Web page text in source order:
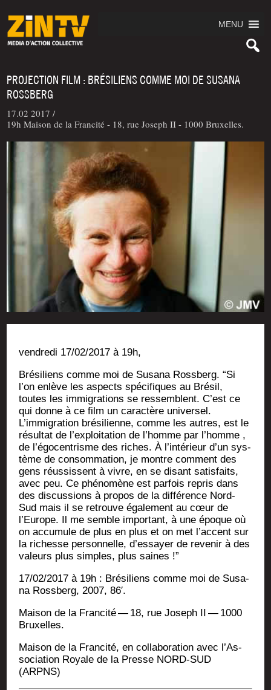
MENU
PROJECTION FILM : BRÉSILIENS COMME MOI DE SUSANA
ROSSBERG
17.02 2017 /
19h Maison de la Francité - 18, rue Joseph II - 1000 Bruxelles.
ven­dre­di 17/02/2017 à 19h,
Bré­si­liens comme moi de Susa­na Ross­berg. “Si
l’on enlève les aspects spé­ci­fiques au Bré­sil,
toutes les immi­gra­tions se res­semblent. C’est ce
qui donne à ce film un carac­tère uni­ver­sel.
L’immigration bré­si­lienne, comme les autres, est le
résul­tat de l’exploitation de l’homme par l’homme ,
de l’égocentrisme des riches. À l’intérieur d’un sys­
tème de consom­ma­tion, je montre com­ment des
gens réus­sissent à vivre, en se disant satis­faits,
avec peu. Ce phé­no­mène est par­fois repris dans
des dis­cus­sions à pro­pos de la dif­fé­rence Nord-
Sud mais il se retrouve éga­le­ment au cœur de
l’Europe. Il me semble impor­tant, à une époque où
on accu­mule de plus en plus et on met l’accent sur
la richesse per­son­nelle, d’essayer de reve­nir à des
valeurs plus simples, plus saines !”
17/02/2017 à 19h : Bré­si­liens comme moi de Susa­
na Ross­berg, 2007, 86′.
Mai­son de la Fran­ci­té — 18, rue Joseph II — 1000
Bruxelles.
Mai­son de la Fran­ci­té, en col­la­bo­ra­tion avec l’As­
so­cia­tion Royale de la Presse NORD-SUD
(ARPNS)